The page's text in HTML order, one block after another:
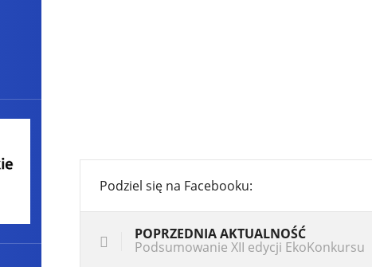
Podziel się na Facebooku:
POPRZEDNIA AKTUALNOŚĆ
Podsumowanie XII edycji EkoKonkursu